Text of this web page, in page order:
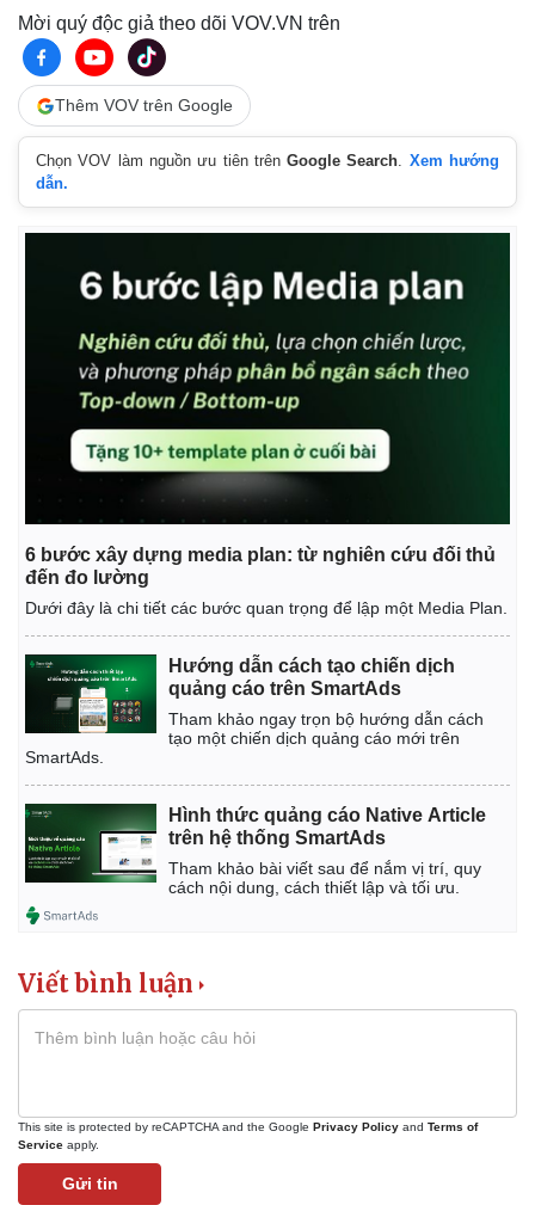
Mời quý độc giả theo dõi VOV.VN trên
Thêm VOV trên Google
Chọn VOV làm nguồn ưu tiên trênGoogle Search. Xem hướng
dẫn.
6 bước xây dựng media plan: từ nghiên cứu đối thủ
đến đo lường
Dưới đây là chi tiết các bước quan trọng để lập một Media Plan.
Hướng dẫn cách tạo chiến dịch
quảng cáo trên SmartAds
Tham khảo ngay trọn bộ hướng dẫn cách
tạo một chiến dịch quảng cáo mới trên
SmartAds.
Hình thức quảng cáo Native Article
trên hệ thống SmartAds
Tham khảo bài viết sau để nắm vị trí, quy
cách nội dung, cách thiết lập và tối ưu.
Viết bình luận
This site is protected by reCAPTCHA and the Google Privacy Policy and Terms of
Service apply.
Gửi tin